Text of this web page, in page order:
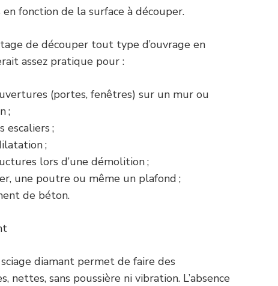
fonction de la surface à découper.
de découper tout type d’ouvrage en
assez pratique pour :
(portes, fenêtres) sur un mur ou
;
escaliers ;
;
lors d’une démolition ;
une poutre ou même un plafond ;
de béton.
diamant permet de faire des
nettes, sans poussière ni vibration. L’absence